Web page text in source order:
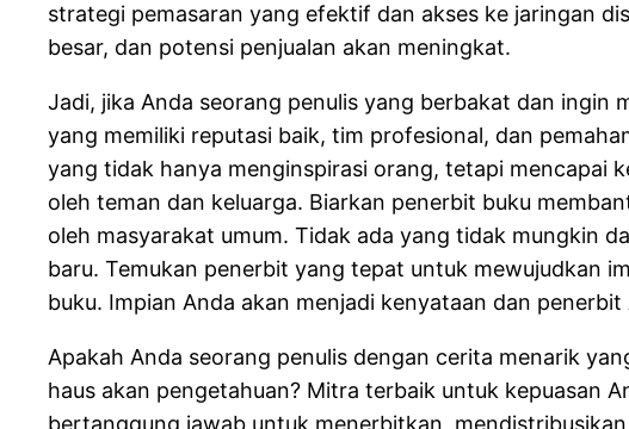
strategi pemasaran yang efektif dan akses ke jaringan
besar, dan potensi penjualan akan meningkat.
Jadi, jika Anda seorang penulis yang berbakat dan ingin
yang memiliki reputasi baik, tim profesional, dan
yang tidak hanya menginspirasi orang, tetapi mencapai
oleh teman dan keluarga. Biarkan penerbit buku
oleh masyarakat umum. Tidak ada yang tidak mungkin
baru. Temukan penerbit yang tepat untuk mewujudkan
buku. Impian Anda akan menjadi kenyataan dan
Apakah Anda seorang penulis dengan cerita menarik
haus akan pengetahuan? Mitra terbaik untuk kepuasan
bertanggung jawab untuk menerbitkan,